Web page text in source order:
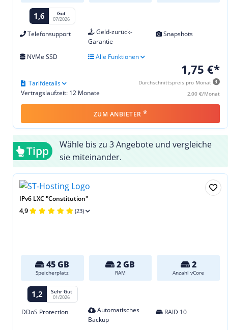
1,6 Gut
07/2026
Telefonsupport
Geld-zurück-
Garantie
Snapshots
NVMe SSD Alle Funktionen
1,75 €*
Durchschnittspreis pro Monat
2,00 €/Monat
Vertragslaufzeit: 12 Monate
Tarifdetails
ZUM ANBIETER *
Tipp
Wähle bis zu 3 Angebote und vergleiche
sie miteinander.
IPv6 LXC "Constitution"
4,9 (23)
45 GB
Speicherplatz
2 GB
RAM
2
Anzahl vCore
1,2 Sehr Gut
01/2026
DDoS Protection
Automatisches
Backup
RAID 10